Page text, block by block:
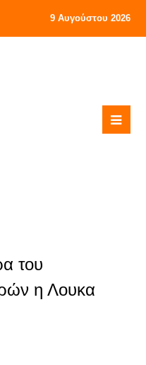
9 Αυγούστου 2026
του
η Λουκα